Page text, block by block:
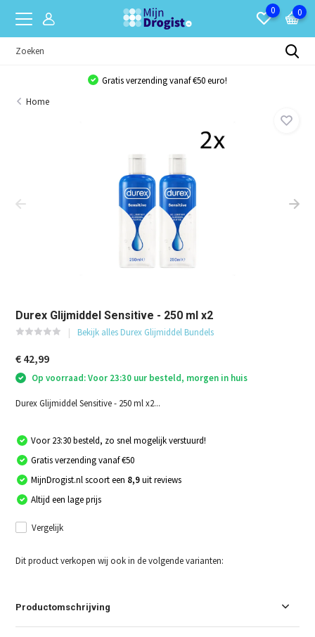
0 0
Gratis verzending vanaf €50 euro!
Home
Durex Glijmiddel Sensitive - 250 ml x2
Bekijk alles Durex Glijmiddel Bundels
€ 42,99
Op voorraad: Voor 23:30 uur besteld, morgen in huis
Durex Glijmiddel Sensitive - 250 ml x2...
Voor 23:30 besteld, zo snel mogelijk verstuurd!
Gratis verzending vanaf €50
MijnDrogist.nl scoort een 8,9uit reviews
Altijd een lage prijs
Vergelijk
Dit product verkopen wij ook in de volgende varianten:
Productomschrijving